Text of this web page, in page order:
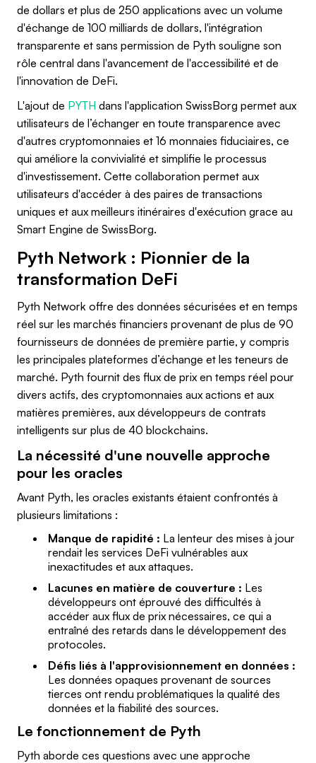
de dollars et plus de 250 applications avec un volume
d'échange de 100 milliards de dollars, l'intégration
transparente et sans permission de Pyth souligne son
rôle central dans l'avancement de l'accessibilité et de
l'innovation de DeFi.
L'ajout de PYTH dans l'application SwissBorg permet aux
utilisateurs de l’échanger en toute transparence avec
d'autres cryptomonnaies et 16 monnaies fiduciaires, ce
qui améliore la convivialité et simplifie le processus
d'investissement. Cette collaboration permet aux
utilisateurs d'accéder à des paires de transactions
uniques et aux meilleurs itinéraires d'exécution grace au
Smart Engine de SwissBorg.
Pyth Network : Pionnier de la
transformation DeFi
Pyth Network offre des données sécurisées et en temps
réel sur les marchés financiers provenant de plus de 90
fournisseurs de données de première partie, y compris
les principales plateformes d’échange et les teneurs de
marché. Pyth fournit des flux de prix en temps réel pour
divers actifs, des cryptomonnaies aux actions et aux
matières premières, aux développeurs de contrats
intelligents sur plus de 40 blockchains.
La nécessité d'une nouvelle approche
pour les oracles
Avant Pyth, les oracles existants étaient confrontés à
plusieurs limitations :
Manque de rapidité : La lenteur des mises à jour
rendait les services DeFi vulnérables aux
inexactitudes et aux attaques.
Lacunes en matière de couverture : Les
développeurs ont éprouvé des difficultés à
accéder aux flux de prix nécessaires, ce qui a
entraîné des retards dans le développement des
protocoles.
Défis liés à l'approvisionnement en données :
Les données opaques provenant de sources
tierces ont rendu problématiques la qualité des
données et la fiabilité des sources.
Le fonctionnement de Pyth
Pyth aborde ces questions avec une approche